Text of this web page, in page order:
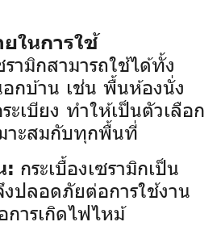
ในการใช้
รามิกสามารถใช้ได้ทั้ง
กบ้าน เช่น พื้นห้องนั่ง
ะเบียง ทำให้เป็นตัวเลือก
าะสมกับทุกพื้นที่
: กระเบื้องเซรามิกเป็น
ปลอดภัยต่อการใช้งาน
ารเกิดไฟไหม้